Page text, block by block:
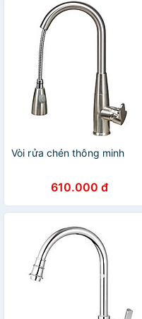
Vòi rửa chén thông minh
610.000 đ